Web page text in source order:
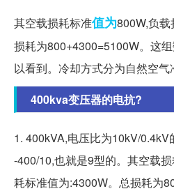
其空载损耗标准值为800W,负
损耗为800+4300=5100W。这
以看到。冷却方式分为自然空气
400kva变压器的电抗?
1. 400kVA,电压比为10kV/
-400/10,也就是9型的。其空载
耗标准值为:4300W。总损耗为